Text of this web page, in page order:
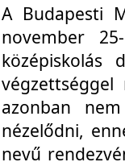
A Budapesti
november
középiskolás
azonban
nézelődni,
nevű